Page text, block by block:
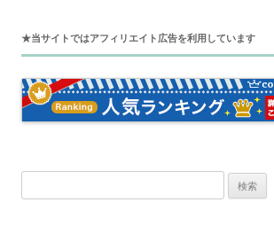
★当サイトではアフィリエイト広告を利用しています
索